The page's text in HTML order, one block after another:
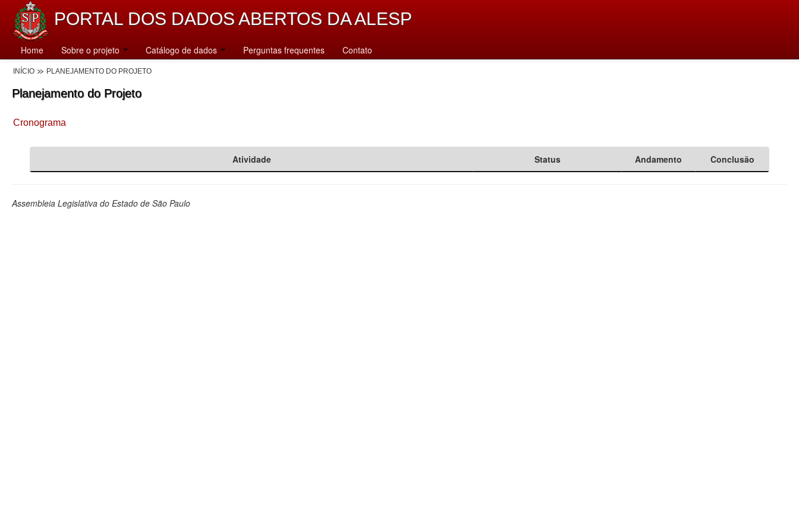
PORTAL DOS DADOS ABERTOS DA ALESP
Home Sobre o projeto Catálogo de dados Perguntas frequentes Contato
INÍCIO PLANEJAMENTO DO PROJETO
Planejamento do Projeto
Cronograma
Atividade Status Andamento Conclusão
Assembleia Legislativa do Estado de São Paulo